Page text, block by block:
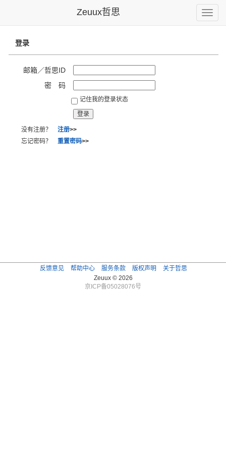
Toggle
Zeuux哲思
登录
邮箱／哲思ID
密 码
记住我的登录状态
没有注册？ 注册>>
忘记密码？ 重置密码>>
反馈意见 帮助中心 服务条款 版权声明
关于哲思
Zeuux © 2026
京ICP备05028076号